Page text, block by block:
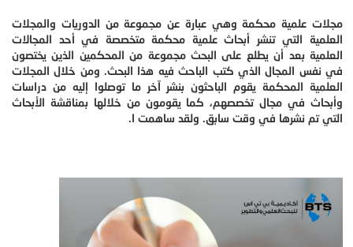
مجلات علمية محكمة وهي عبارة عن مجموعة من الدوريات والمجلات
العلمية التي تنشر أبحاث علمية محكمة متخصصة في أحد المجالات
العلمية بعد أن يطلع على البحث مجموعة من المحكمين الذين يختصون
في نفس المجال الذي كتب الباحث فيه هذا البحث. ومن خلال المجلات
العلمية المحكمة يقوم الباحثون بنشر آخر ما توصلوا إليه من دراسات
وأبحاث في مجال تخصصهم، كما يقومون من خلالها بمناقشة الأبحاث
التي تم نشرها في وقت سابق. ولقد ساهمت ا.